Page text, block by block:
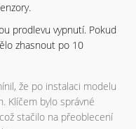
prodlevu vypnutí. Pokud
zhasnout po 10
že po instalaci modelu
Klíčem bylo správné
stačilo na přeoblecení